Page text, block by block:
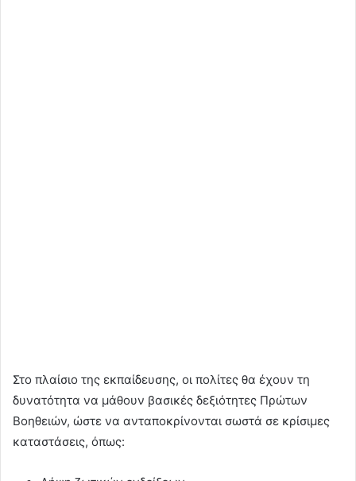
Στο πλαίσιο της εκπαίδευσης, οι πολίτες θα έχουν τη
δυνατότητα να μάθουν βασικές δεξιότητες Πρώτων
Βοηθειών, ώστε να ανταποκρίνονται σωστά σε κρίσιμες
καταστάσεις, όπως: